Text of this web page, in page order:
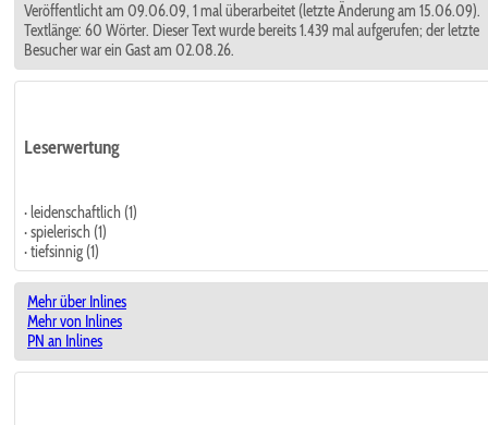
Veröffentlicht am 09.06.09, 1 mal überarbeitet (letzte Änderung am 15.06.09).
Textlänge: 60 Wörter. Dieser Text wurde bereits 1.439 mal aufgerufen; der letzte
Besucher war ein Gast am 02.08.26.
Leserwertung
· leidenschaftlich (1)
· spielerisch (1)
· tiefsinnig (1)
Mehr über Inlines
Mehr von Inlines
PN an Inlines